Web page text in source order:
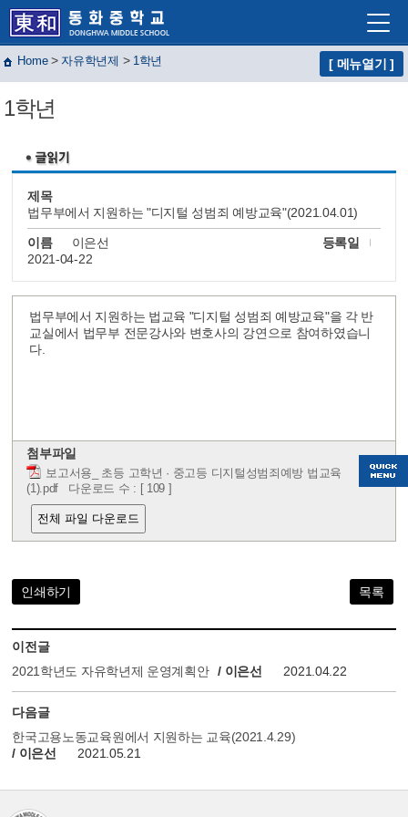
학교혁신
Home> 자유학년제 > 1학년 [ 메뉴열기 ]
1학년
제목
법무부에서 지원하는 "디지털 성범죄 예방교육"(2021.04.01)
이름 이은선
등록일
2021-04-22
법무부에서 지원하는 법교육 "디지털 성범죄 예방교육"을 각 반
교실에서 법무부 전문강사와 변호사의 강연으로 참여하였습니
다.
첨부파일
보고서용_ 초등 고학년 · 중고등 디지털성범죄예방 법교육
(1).pdf 다운로드 수 : [ 109 ]
전체 파일 다운로드
인쇄하기 목록
이전글
2021학년도 자유학년제 운영계획안 / 이은선 2021.04.22
다음글
한국고용노동교육원에서 지원하는 교육(2021.4.29)
/ 이은선
2021.05.21